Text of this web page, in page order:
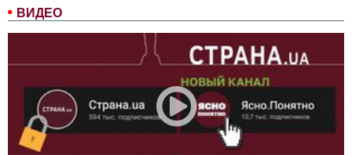
ВИДЕО